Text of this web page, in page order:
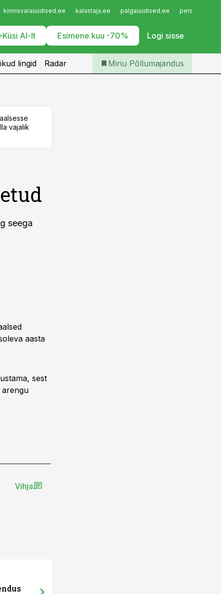
kinnisvarauudised.ee kalastaja.ee palgauudised.ee
Küsi AI-lt Esimene kuu -70% Logi sisse
Iseteenindus
Telli Põllumajandus
lingid Radar Minu Põllumajandus
vajalik
seega
aasta
sest
arengu
Vihja